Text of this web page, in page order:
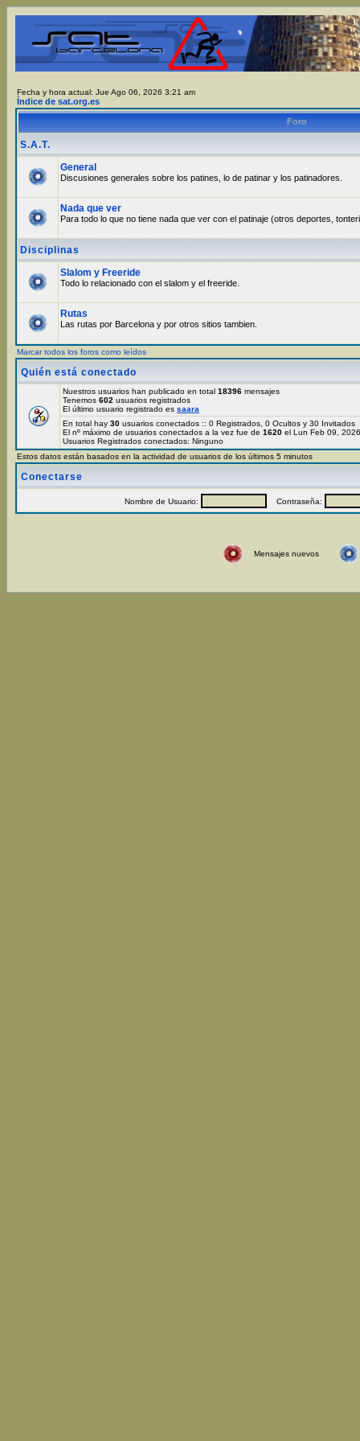
Fecha y hora actual: Jue Ago 06, 2026 3:21 am
Índice de sat.org.es
Foro
S.A.T.
General
Discusiones generales sobre los patines, lo de patinar y los patinadores.
Nada que ver
Para todo lo que no tiene nada que ver con el patinaje (otros deportes,
Disciplinas
Slalom y Freeride
Todo lo relacionado con el slalom y el freeride.
Rutas
Las rutas por Barcelona y por otros sitios tambien.
Marcar todos los foros como leídos
Quién está conectado
Nuestros usuarios han publicado en total 18396 mensajes
Tenemos 602 usuarios registrados
El último usuario registrado es saara
En total hay 30 usuarios conectados :: 0 Registrados, 0 Ocultos y 30
El nº máximo de usuarios conectados a la vez fue de 1620 el Lun Feb 09,
Usuarios Registrados conectados: Ninguno
Estos datos están basados en la actividad de usuarios de los últimos 5 minutos
Conectarse
Nombre de Usuario: Contraseña:
Mensajes nuevos